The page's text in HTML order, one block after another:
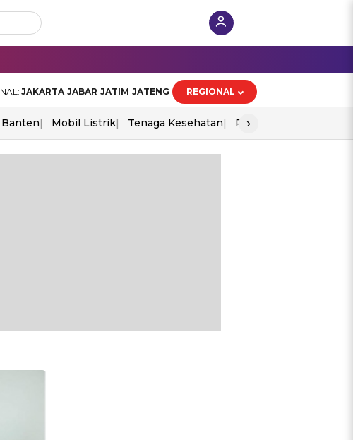
JAKARTA JABAR JATIM JATENG REGIONAL
Banten Mobil Listrik Tenaga Kesehatan Perang As-Iran
›